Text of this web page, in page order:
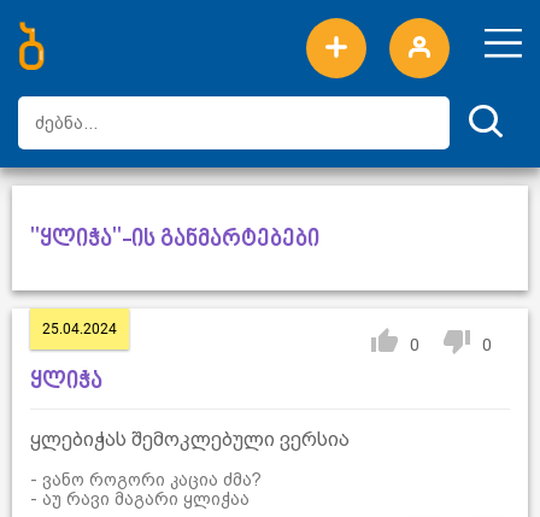
ახალი სიტყვები
ტოპ სიტყვები
დღის ტოპ სიტყვები
ტოპ მომხმარებლები
"ყლიჭა"-ის განმარტებები
25.04.2024
0 0
ყლიჭა
ყლებიჭას შემოკლებული ვერსია
- ვანო როგორი კაცია ძმა?
- აუ რავი მაგარი ყლიჭაა